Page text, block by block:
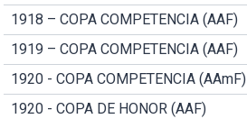
1918 – COPA COMPETENCIA (AAF)
1919 – COPA COMPETENCIA (AAF)
1920 - COPA COMPETENCIA (AAmF)
1920 - COPA DE HONOR (AAF)